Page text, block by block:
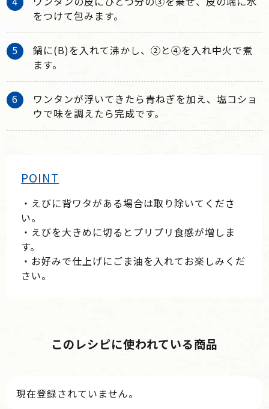
をつけて包みます。
鍋に(B)を入れて沸かし、②と④を入れ中火で煮
ます。
ワンタンが浮いてきたら青ねぎを加え、塩コショ
ウで味を調えたら完成です。
POINT
・えびに背ワタがある場合は取り除いてくださ
い。
・えびを大きめに切るとプリプリ食感が増しま
す。
・お好みで仕上げにごま油を入れてお楽しみくだ
さい。
このレシピに使われている商品
現在登録されていません。